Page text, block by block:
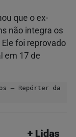
que o ex-
não integra os
foi reprovado
em 17 de
– Repórter da
+ Lidas